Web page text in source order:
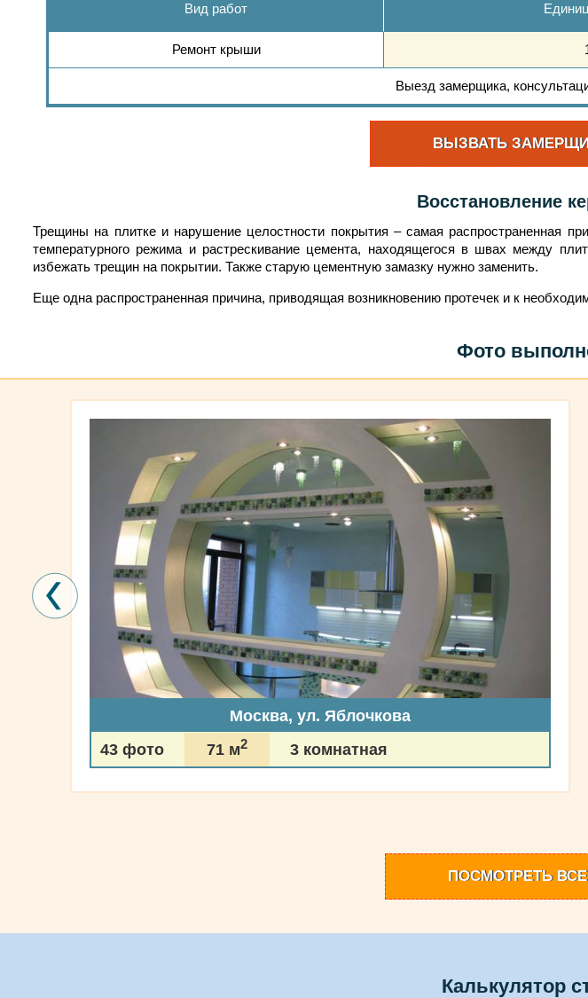
Вид работ
Ремонт крыши
Выезд замерщика,
ВЫЗВАТЬ
Восстановление
Трещины на плитке и нарушение целостности покрытия – самая распространенная
температурного режима и растрескивание цемента, находящегося в швах между
избежать трещин на покрытии. Также старую цементную замазку нужно заменить.
Еще одна распространенная причина, приводящая возникновению протечек и к
Фото
Москва, ул. Яблочкова
43 фото
71 м2 3 комнатная
ПОСМОТРЕТЬ
Калькулятор